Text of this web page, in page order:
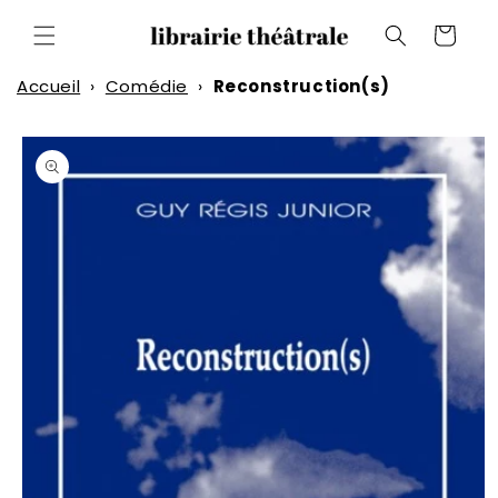
passer
au
Panier
Accueil › Comédie › Reconstruction(s)
Passer aux
informations
produits